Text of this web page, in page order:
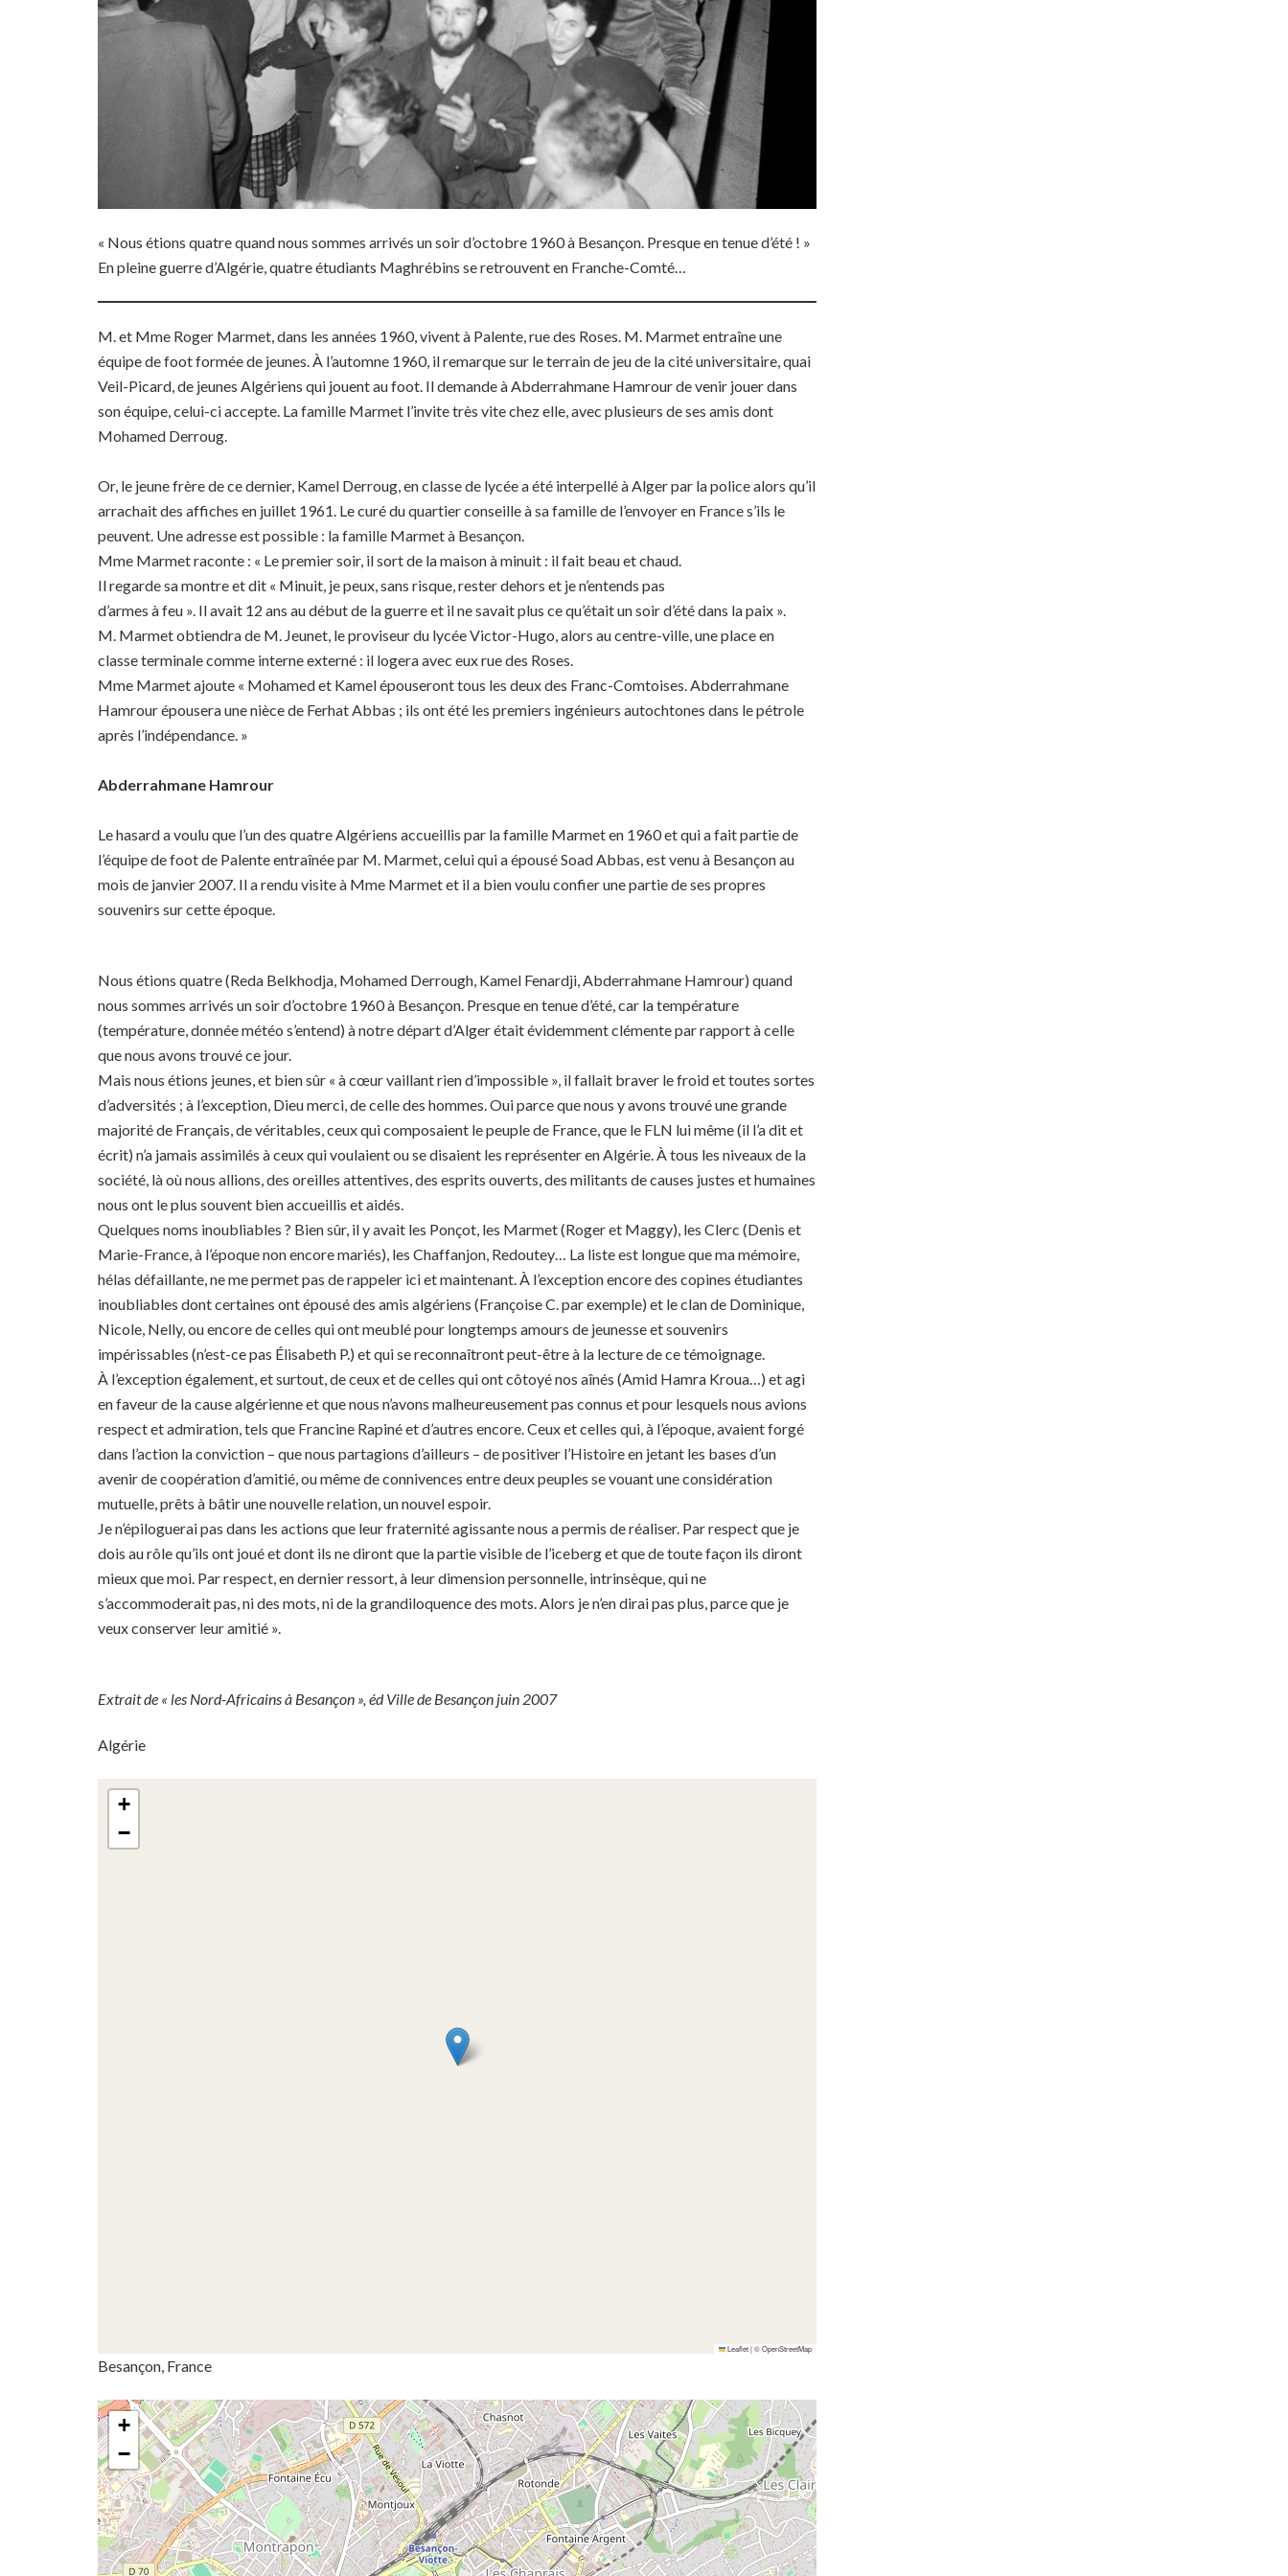
« Nous étions quatre quand nous sommes arrivés un soir d’octobre 1960 à Besançon. Presque en tenue d’été ! »
En pleine guerre d’Algérie, quatre étudiants Maghrébins se retrouvent en Franche-Comté…
M. et Mme Roger Marmet, dans les années 1960, vivent à Palente, rue des Roses. M. Marmet entraîne une
équipe de foot formée de jeunes. À l’automne 1960, il remarque sur le terrain de jeu de la cité universitaire, quai
Veil-Picard, de jeunes Algériens qui jouent au foot. Il demande à Abderrahmane Hamrour de venir jouer dans
son équipe, celui-ci accepte. La famille Marmet l’invite très vite chez elle, avec plusieurs de ses amis dont
Mohamed Derroug.
Or, le jeune frère de ce dernier, Kamel Derroug, en classe de lycée a été interpellé à Alger par la police alors qu’il
arrachait des affiches en juillet 1961. Le curé du quartier conseille à sa famille de l’envoyer en France s’ils le
peuvent. Une adresse est possible : la famille Marmet à Besançon.
Mme Marmet raconte : « Le premier soir, il sort de la maison à minuit : il fait beau et chaud.
Il regarde sa montre et dit « Minuit, je peux, sans risque, rester dehors et je n’entends pas
d’armes à feu ». Il avait 12 ans au début de la guerre et il ne savait plus ce qu’était un soir d’été dans la paix ».
M. Marmet obtiendra de M. Jeunet, le proviseur du lycée Victor-Hugo, alors au centre-ville, une place en
classe terminale comme interne externé : il logera avec eux rue des Roses.
Mme Marmet ajoute « Mohamed et Kamel épouseront tous les deux des Franc-Comtoises. Abderrahmane
Hamrour épousera une nièce de Ferhat Abbas ; ils ont été les premiers ingénieurs autochtones dans le pétrole
après l’indépendance. »
Abderrahmane Hamrour
Le hasard a voulu que l’un des quatre Algériens accueillis par la famille Marmet en 1960 et qui a fait partie de
l’équipe de foot de Palente entraînée par M. Marmet, celui qui a épousé Soad Abbas, est venu à Besançon au
mois de janvier 2007. Il a rendu visite à Mme Marmet et il a bien voulu confier une partie de ses propres
souvenirs sur cette époque.
Nous étions quatre (Reda Belkhodja, Mohamed Derrough, Kamel Fenardji, Abderrahmane Hamrour) quand
nous sommes arrivés un soir d’octobre 1960 à Besançon. Presque en tenue d’été, car la température
(température, donnée météo s’entend) à notre départ d’Alger était évidemment clémente par rapport à celle
que nous avons trouvé ce jour.
Mais nous étions jeunes, et bien sûr « à cœur vaillant rien d’impossible », il fallait braver le froid et toutes sortes
d’adversités ; à l’exception, Dieu merci, de celle des hommes. Oui parce que nous y avons trouvé une grande
majorité de Français, de véritables, ceux qui composaient le peuple de France, que le FLN lui même (il l’a dit et
écrit) n’a jamais assimilés à ceux qui voulaient ou se disaient les représenter en Algérie. À tous les niveaux de la
société, là où nous allions, des oreilles attentives, des esprits ouverts, des militants de causes justes et humaines
nous ont le plus souvent bien accueillis et aidés.
Quelques noms inoubliables ? Bien sûr, il y avait les Ponçot, les Marmet (Roger et Maggy), les Clerc (Denis et
Marie-France, à l’époque non encore mariés), les Chaffanjon, Redoutey… La liste est longue que ma mémoire,
hélas défaillante, ne me permet pas de rappeler ici et maintenant. À l’exception encore des copines étudiantes
inoubliables dont certaines ont épousé des amis algériens (Françoise C. par exemple) et le clan de Dominique,
Nicole, Nelly, ou encore de celles qui ont meublé pour longtemps amours de jeunesse et souvenirs
impérissables (n’est-ce pas Élisabeth P.) et qui se reconnaîtront peut-être à la lecture de ce témoignage.
À l’exception également, et surtout, de ceux et de celles qui ont côtoyé nos aînés (Amid Hamra Kroua…) et agi
en faveur de la cause algérienne et que nous n’avons malheureusement pas connus et pour lesquels nous avions
respect et admiration, tels que Francine Rapiné et d’autres encore. Ceux et celles qui, à l’époque, avaient forgé
dans l’action la conviction – que nous partagions d’ailleurs – de positiver l’Histoire en jetant les bases d’un
avenir de coopération d’amitié, ou même de connivences entre deux peuples se vouant une considération
mutuelle, prêts à bâtir une nouvelle relation, un nouvel espoir.
Je n’épiloguerai pas dans les actions que leur fraternité agissante nous a permis de réaliser. Par respect que je
dois au rôle qu’ils ont joué et dont ils ne diront que la partie visible de l’iceberg et que de toute façon ils diront
mieux que moi. Par respect, en dernier ressort, à leur dimension personnelle, intrinsèque, qui ne
s’accommoderait pas, ni des mots, ni de la grandiloquence des mots. Alors je n’en dirai pas plus, parce que je
veux conserver leur amitié ».
Extrait de « les Nord-Africains à Besançon », éd Ville de Besançon juin 2007
Algérie
+
−
Leaflet|©OpenStreetMap
Besançon, France
+
−